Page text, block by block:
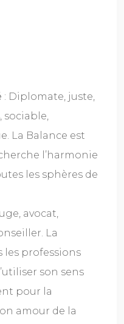
: Diplomate, juste,
sociable,
La Balance est
l’harmonie
les sphères de
avocat,
La
les professions
son sens
pour la
amour de la